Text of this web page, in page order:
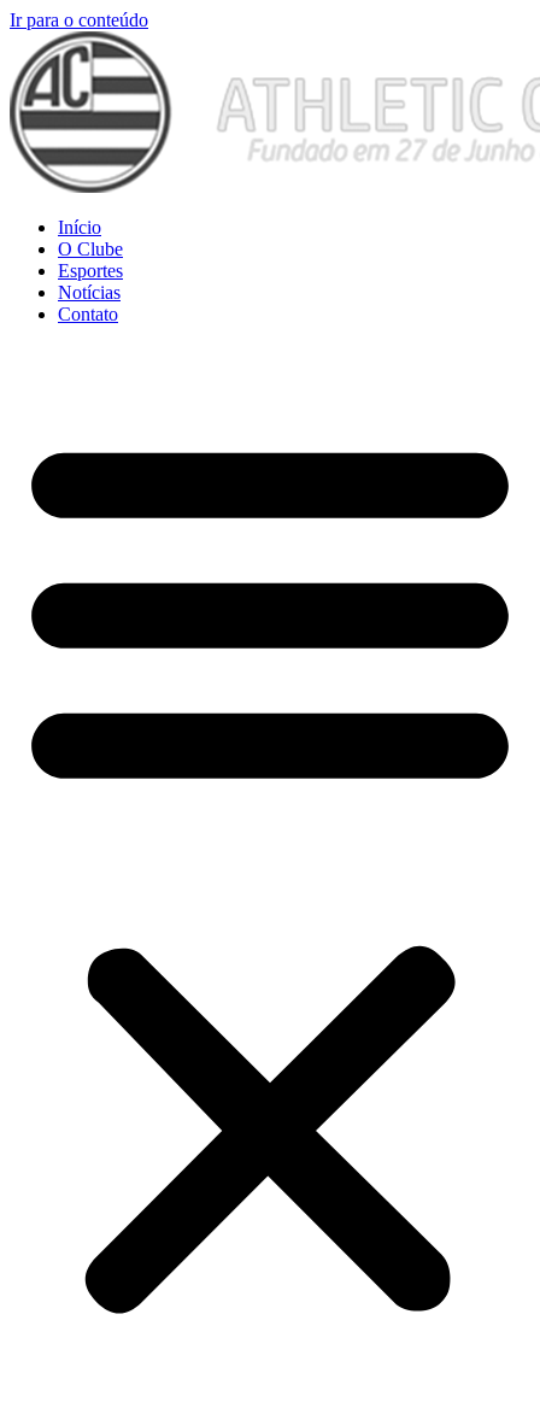
Ir para o conteúdo
Início
O Clube
Esportes
Notícias
Contato